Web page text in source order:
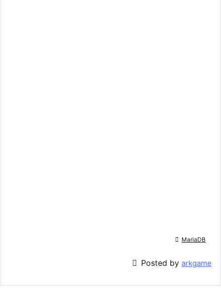
 MariaDB
 Posted by arkgame